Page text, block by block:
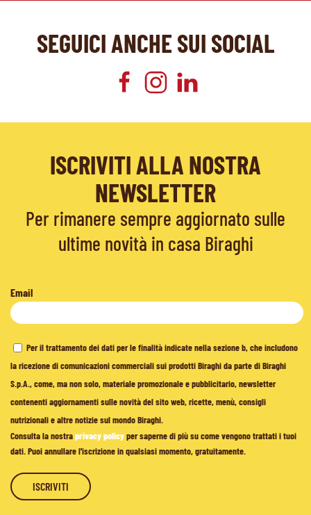
SEGUICI ANCHE SUI SOCIAL
ISCRIVITI ALLA NOSTRA
NEWSLETTER
Per rimanere sempre aggiornato sulle
ultime novità in casa Biraghi
Email
Per il trattamento dei dati per le finalità indicate nella sezione b, che includono
la ricezione di comunicazioni commerciali sui prodotti Biraghi da parte di Biraghi
S.p.A., come, ma non solo, materiale promozionale e pubblicitario, newsletter
contenenti aggiornamenti sulle novità del sito web, ricette, menù, consigli
nutrizionali e altre notizie sul mondo Biraghi.
Consulta la nostraprivacy policyper saperne di più su come vengono trattati i tuoi
dati. Puoi annullare l'iscrizione in qualsiasi momento, gratuitamente.